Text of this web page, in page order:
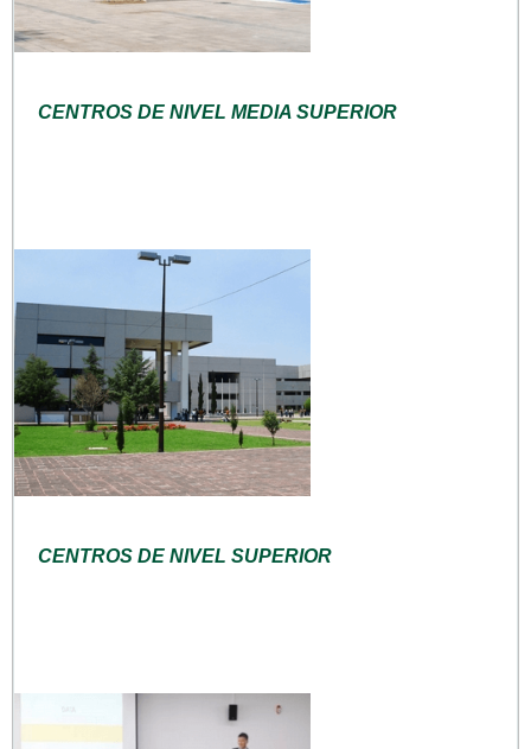
CENTROS DE NIVEL MEDIA SUPERIOR
CENTROS DE NIVEL SUPERIOR